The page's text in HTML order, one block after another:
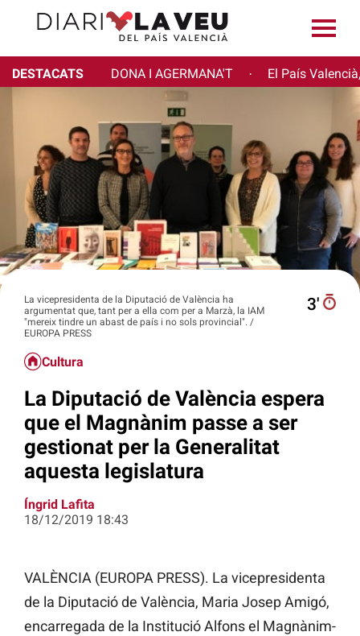
DESTACATS DONA I AGERMANA'T · El País
La vicepresidenta de la Diputació de València ha
argumentat que, tant per a ella com per a Marzà, la IAM
"mereix tindre un abast de país i no sols provincial". /
EUROPA PRESS
3′
Cultura
La Diputació de València espera
que el Magnànim passe a ser
gestionat per la Generalitat
aquesta legislatura
Íngrid Lafita
18/12/2019 18:43
VALÈNCIA (EUROPA PRESS). La vicepresidenta
de la Diputació de València, Maria Josep Amigó,
encarregada de la Institució Alfons el Magnànim-